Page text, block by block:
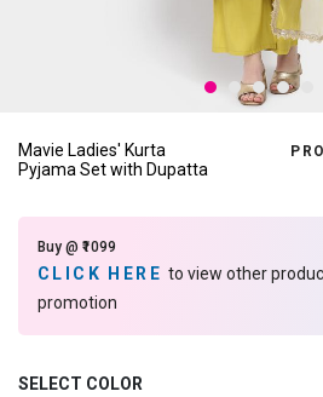
Mavie Ladies' Kurta
Pyjama Set with Dupatta
Buy @ ₹1099
CLICK HEREto view other
promotion
SELECT COLOR